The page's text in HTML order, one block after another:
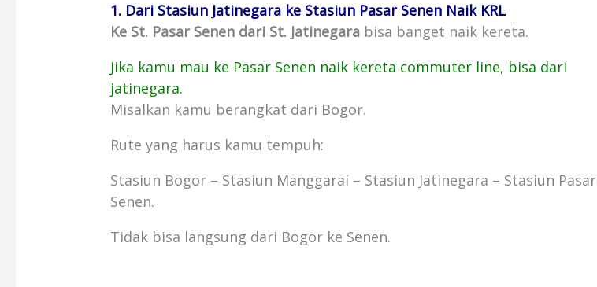
1. Dari Stasiun Jatinegara ke Stasiun Pasar Senen Naik KRL
Ke St. Pasar Senen dari St. Jatinegara bisa banget naik kereta.
Jika kamu mau ke Pasar Senen naik kereta commuter line, bisa dari
jatinegara.
Misalkan kamu berangkat dari Bogor.
Rute yang harus kamu tempuh:
Stasiun Bogor – Stasiun Manggarai – Stasiun Jatinegara – Stasiun Pasar
Senen.
Tidak bisa langsung dari Bogor ke Senen.